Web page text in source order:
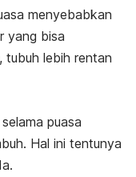
menyebabkan
yang bisa
tubuh lebih rentan
puasa
Hal ini tentunya